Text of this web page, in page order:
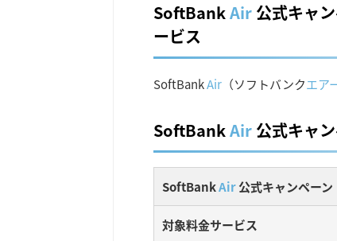
SoftBankAir 公式キャ
ービス
SoftBankAir （ソフトバンクエア
SoftBankAir 公式キャ
SoftBankAir公式キャンペーン
対象料金サービス